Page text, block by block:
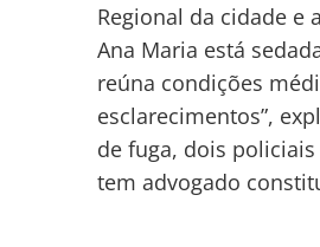
Regional da cidade e
Ana Maria está
reúna condições
esclarecimentos”,
de fuga, dois
tem advogado